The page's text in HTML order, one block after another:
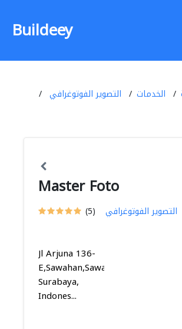
Buildeey
الخدمات
التصوير الفوتوغرافي
Master Foto
(5) التصوير الفوتوغرافي
Jl Arjuna 136-
E,Sawahan,Sawahan,
Surabaya,
Indones...